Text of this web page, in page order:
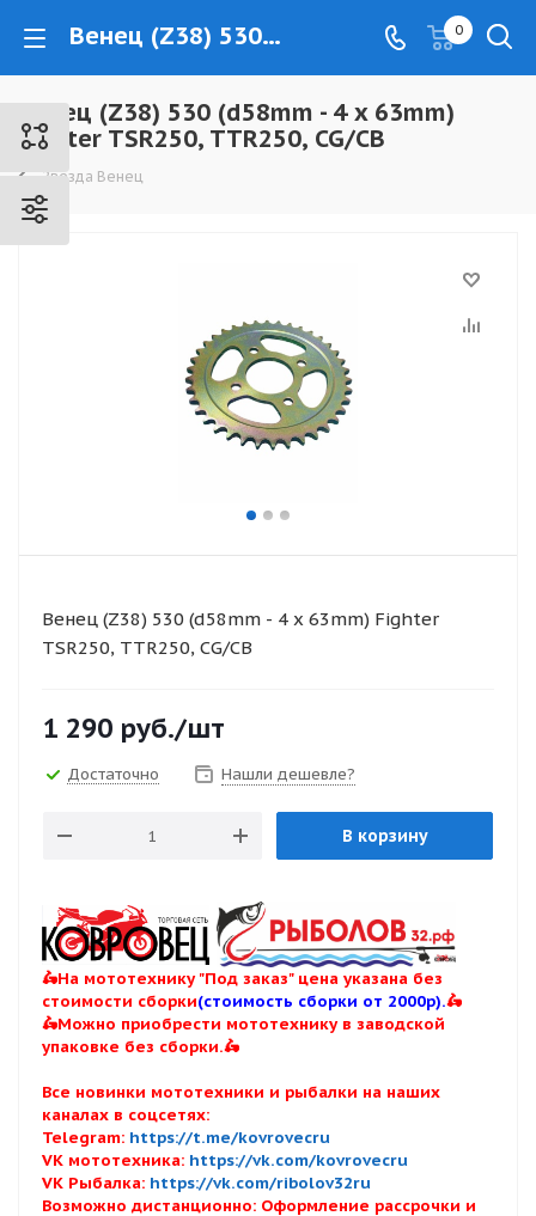
Венец (Z38) 530 (d58mm - 4 x 63mm) Fighter TSR250, TTR250, CG/CB - www.kovrovec.ru 0
Венец (Z38) 530 (d58mm - 4 x 63mm)
Fighter TSR250, TTR250, CG/CB
Звезда Венец
Венец (Z38) 530 (d58mm - 4 x 63mm) Fighter
TSR250, TTR250, CG/CB
1 290 руб./шт
Достаточно Нашли дешевле?
В корзину
🛵На мототехнику "Под заказ" цена указана без
стоимости сборки(стоимость сборки от 2000р).🛵
🛵Можно приобрести мототехнику в заводской
упаковке без сборки.🛵
Все новинки мототехники и рыбалки на наших
каналах в соцсетях:
Telegram: https://t.me/kovrovecru
VK мототехника: https://vk.com/kovrovecru
VK Рыбалка: https://vk.com/ribolov32ru
Возможно дистанционно: Оформление рассрочки и